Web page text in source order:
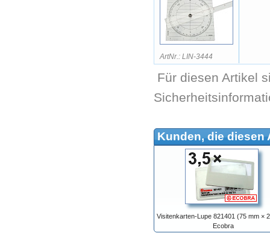
ArtNr.: LIN-3444
Für diesen Artikel
Kunden, die diesen
Visitenkarten-Lupe 821401 (75 mm ×
Ecobra